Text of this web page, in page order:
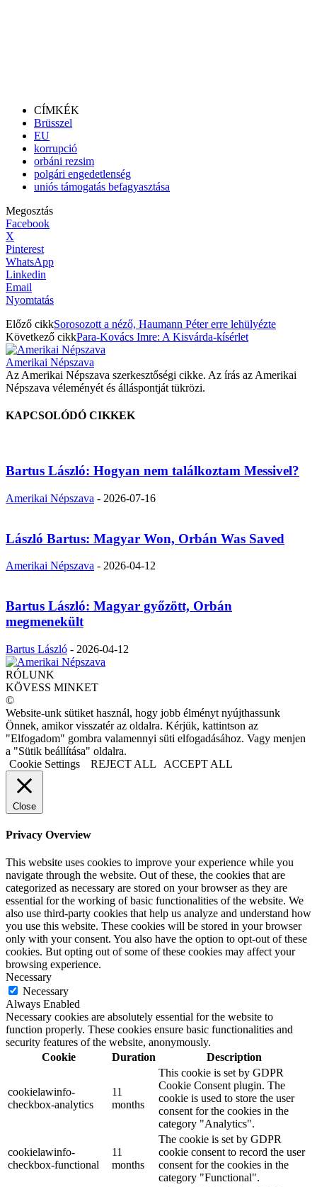
CÍMKÉK
Brüsszel
EU
korrupció
orbáni rezsim
polgári engedetlenség
uniós támogatás befagyasztása
Megosztás
Facebook
X
Pinterest
WhatsApp
Linkedin
Email
Nyomtatás
Előző cikkSorosozott a néző, Haumann Péter erre lehülyézte
Következő cikkPara-Kovács Imre: A Kisvárda-kísérlet
Amerikai Népszava
Az Amerikai Népszava szerkesztőségi cikke. Az írás az Amerikai
Népszava véleményét és álláspontját tükrözi.
KAPCSOLÓDÓ CIKKEK
Bartus László: Hogyan nem találkoztam Messivel?
Amerikai Népszava - 2026-07-16
László Bartus: Magyar Won, Orbán Was Saved
Amerikai Népszava - 2026-04-12
Bartus László: Magyar győzött, Orbán
megmenekült
Bartus László - 2026-04-12
RÓLUNK
KÖVESS MINKET
©
Website-unk sütiket használ, hogy jobb élményt nyújthassunk
Önnek, amikor visszatér az oldalra. Kérjük, kattintson az
"Elfogadom" gombra valamennyi süti elfogadásához. Vagy menjen
a "Sütik beállítása" oldalra.
Cookie Settings
REJECT ALL ACCEPT ALL
Close
Privacy Overview
This website uses cookies to improve your experience while you
navigate through the website. Out of these, the cookies that are
categorized as necessary are stored on your browser as they are
essential for the working of basic functionalities of the website. We
also use third-party cookies that help us analyze and understand how
you use this website. These cookies will be stored in your browser
only with your consent. You also have the option to opt-out of these
cookies. But opting out of some of these cookies may affect your
browsing experience.
Necessary
Necessary
Always Enabled
Necessary cookies are absolutely essential for the website to
function properly. These cookies ensure basic functionalities and
security features of the website, anonymously.
Cookie
Duration Description
cookielawinfo-
checkbox-analytics
11
months
This cookie is set by GDPR
Cookie Consent plugin. The
cookie is used to store the user
consent for the cookies in the
category "Analytics".
cookielawinfo-
checkbox-functional
11
months
The cookie is set by GDPR
cookie consent to record the user
consent for the cookies in the
category "Functional".